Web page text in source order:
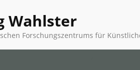
Wahlster
Forschungszentrums für